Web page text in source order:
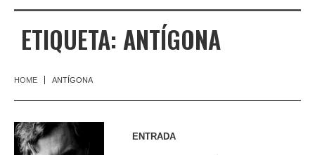
ETIQUETA: ANTÍGONA
HOME ANTÍGONA
ENTRADA